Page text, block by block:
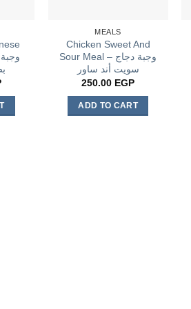
MEALS
Chicken Sweet And
Sour Meal – وجبة دجاج
سويت أند ساور
250.00 EGP
ADD TO CART